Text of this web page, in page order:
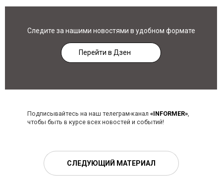
Следите за нашими новостями в удобном формате
Перейти в Дзен
Подписывайтесь на наш телеграм-канал «INFORMER»,
чтобы быть в курсе всех новостей и событий!
СЛЕДУЮЩИЙ МАТЕРИАЛ